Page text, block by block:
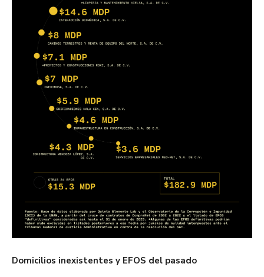
Domicilios inexistentes y EFOS del pasado